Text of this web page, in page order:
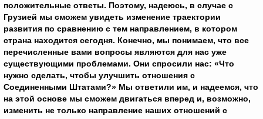
положительные ответы. Поэтому, надеюсь, в случае с
Грузией мы сможем увидеть изменение траектории
развития по сравнению с тем направлением, в котором
страна находится сегодня. Конечно, мы понимаем, что все
перечисленные вами вопросы являются для нас уже
существующими проблемами. Они спросили нас: «Что
нужно сделать, чтобы улучшить отношения с
Соединенными Штатами?» Мы ответили им, и надеемся, что
на этой основе мы сможем двигаться вперед и, возможно,
изменить не только направление наших отношений с